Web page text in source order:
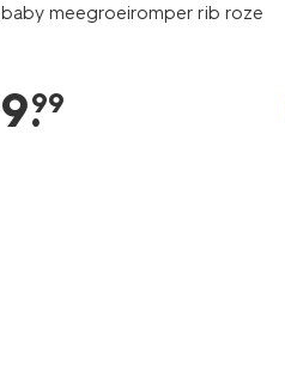
baby meegroeiromper rib roze
9.
99